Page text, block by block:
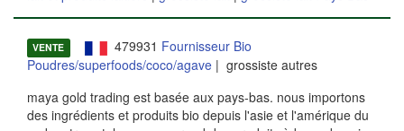
VENTE 479931 Fournisseur Bio
Poudres/superfoods/coco/agave | grossiste autres
maya gold trading est basée aux pays-bas. nous importons
des ingrédients et produits bio depuis l'asie et l'amérique du